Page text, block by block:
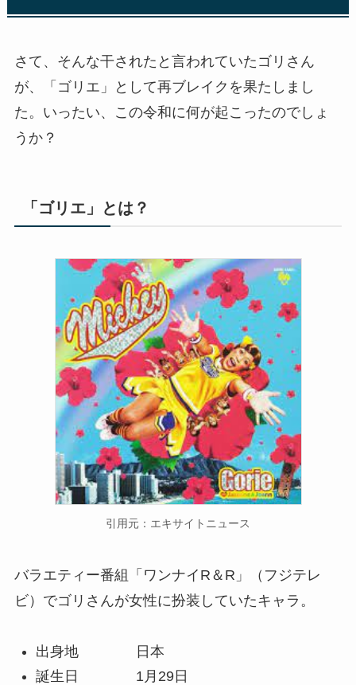
さて、そんな干されたと言われていたゴリさん
が、「ゴリエ」として再ブレイクを果たしまし
た。いったい、この令和に何が起こったのでしょ
うか？
「ゴリエ」とは？
引用元：エキサイトニュース
バラエティー番組「ワンナイR＆R」（フジテレ
ビ）でゴリさんが女性に扮装していたキャラ。
出身地 日本
誕生日 1月29日